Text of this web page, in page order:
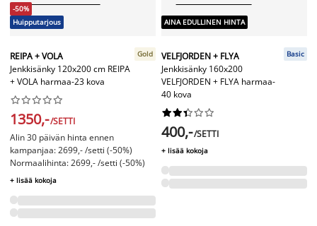
-50%
Huipputarjous
REIPA + VOLA
Jenkkisänky 120x200 cm REIPA
+ VOLA harmaa-23 kova
Gold






1350,-/SETTI
Alin 30 päivän hinta ennen
kampanjaa: 2699,- /setti (-50%)
Normaalihinta: 2699,- /setti (-50%)
+ lisää kokoja
AINA EDULLINEN HINTA
VELFJORDEN + FLYA
Jenkkisänky 160x200
VELFJORDEN + FLYA harmaa-
40 kova
Basic






400,-/SETTI
+ lisää kokoja